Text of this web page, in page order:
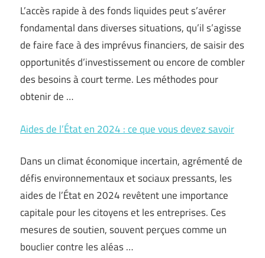
L’accès rapide à des fonds liquides peut s’avérer
fondamental dans diverses situations, qu’il s’agisse
de faire face à des imprévus financiers, de saisir des
opportunités d’investissement ou encore de combler
des besoins à court terme. Les méthodes pour
obtenir de …
Aides de l’État en 2024 : ce que vous devez savoir
Dans un climat économique incertain, agrémenté de
défis environnementaux et sociaux pressants, les
aides de l’État en 2024 revêtent une importance
capitale pour les citoyens et les entreprises. Ces
mesures de soutien, souvent perçues comme un
bouclier contre les aléas …